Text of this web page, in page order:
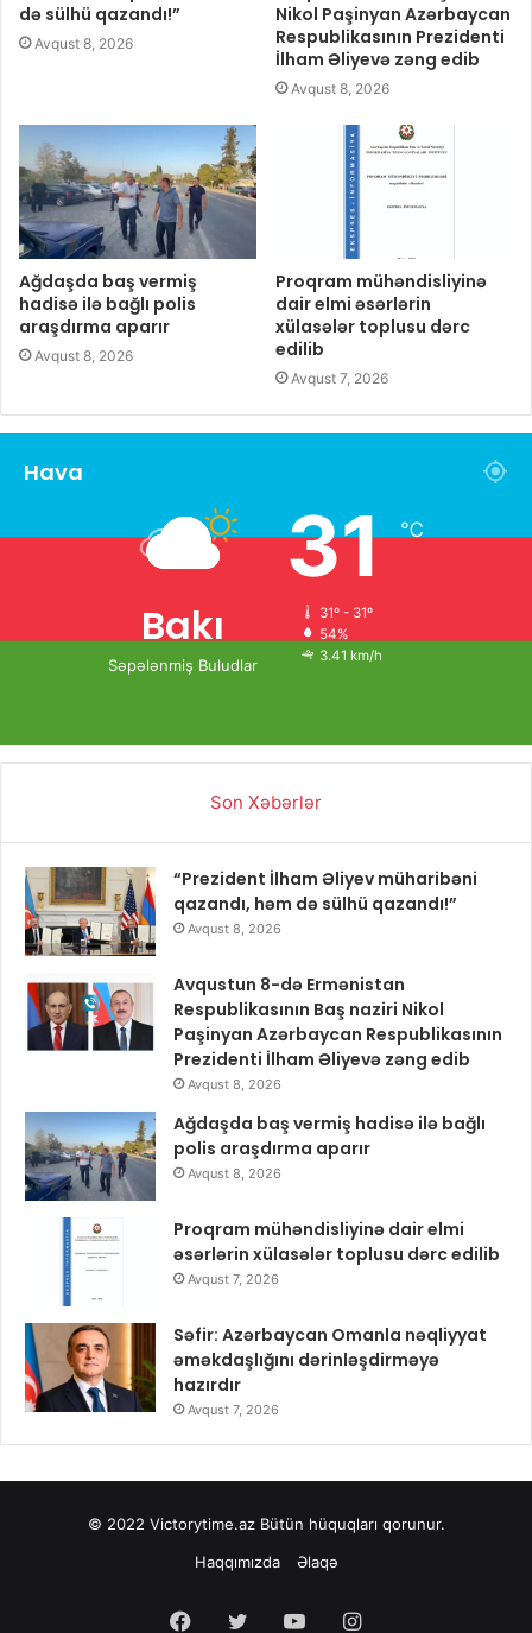
də sülhü qazandı!”
Avqust 8, 2026
Nikol Paşinyan Azərbaycan
Respublikasının Prezidenti
İlham Əliyevə zəng edib
Avqust 8, 2026
Ağdaşda baş vermiş
hadisə ilə bağlı polis
araşdırma aparır
Avqust 8, 2026
Proqram mühəndisliyinə
dair elmi əsərlərin
xülasələr toplusu dərc
edilib
Avqust 7, 2026
Hava
Bakı
Səpələnmiş Buludlar
31℃
31º - 31º
54%
3.41 km/h
Son Xəbərlər
“Prezident İlham Əliyev müharibəni
qazandı, həm də sülhü qazandı!”
Avqust 8, 2026
Avqustun 8-də Ermənistan
Respublikasının Baş naziri Nikol
Paşinyan Azərbaycan Respublikasının
Prezidenti İlham Əliyevə zəng edib
Avqust 8, 2026
Ağdaşda baş vermiş hadisə ilə bağlı
polis araşdırma aparır
Avqust 8, 2026
Proqram mühəndisliyinə dair elmi
əsərlərin xülasələr toplusu dərc edilib
Avqust 7, 2026
Səfir: Azərbaycan Omanla nəqliyyat
əməkdaşlığını dərinləşdirməyə
hazırdır
Avqust 7, 2026
© 2022 Victorytime.azBütün hüquqları qorunur.
Haqqımızda
Əlaqə
Facebook
Twitter YouTubeInstagram